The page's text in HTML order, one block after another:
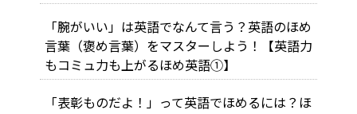
「腕がいい」は英語でなんて言う？英語のほめ
言葉（褒め言葉）をマスターしよう！【英語力
もコミュ力も上がるほめ英語①】
「表彰ものだよ！」って英語でほめるには？ほ